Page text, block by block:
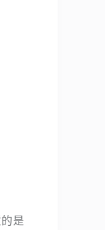
是